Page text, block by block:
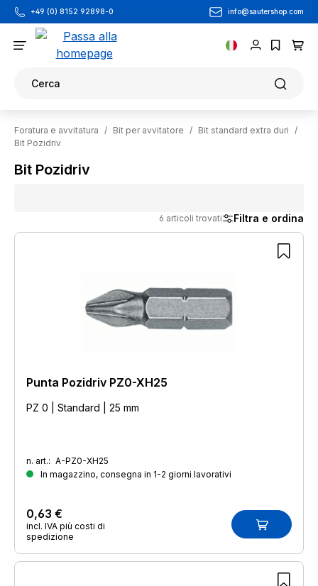
Passa al contenuto principale
+49 (0) 8152 92898-0 info@sautershop.com
Cerca
Foratura e avvitatura / Bit per avvitatore / Bit standard extra duri
/
Bit Pozidriv
Bit Pozidriv
6 articoli trovati Filtra e ordina
6 articoli trovati
Punta Pozidriv PZ0-XH25
PZ 0 | Standard | 25 mm
n. art.: A-PZ0-XH25
In magazzino, consegna in 1-2 giorni lavorativi
0,63 €
incl. IVA più costi di
spedizione